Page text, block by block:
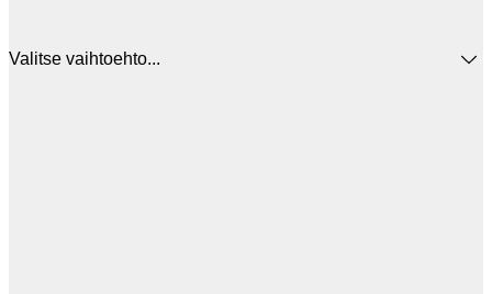
Valitse vaihtoehto...